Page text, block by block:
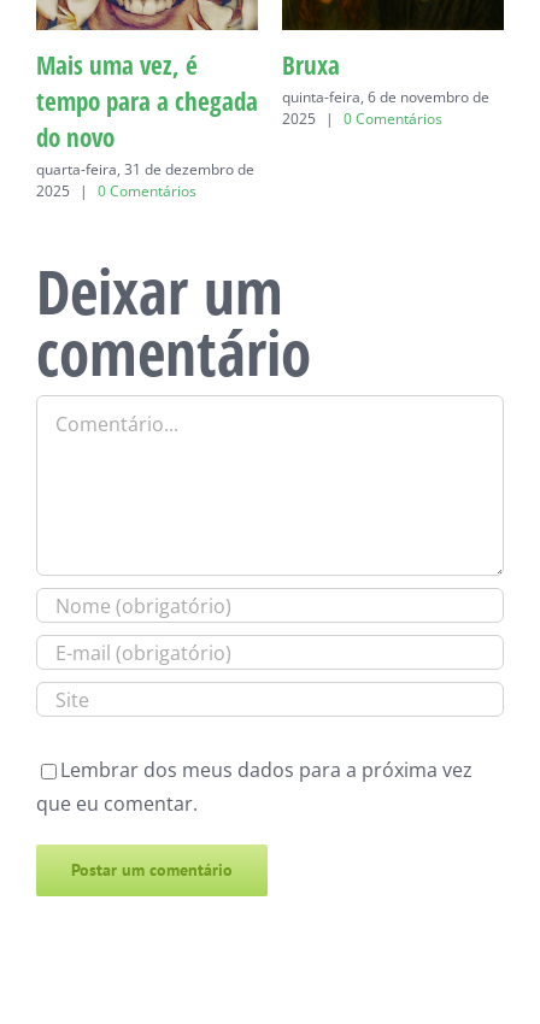
Mais uma vez, é
tempo para a chegada
do novo
quarta-feira, 31 de dezembro de
2025
| 0 Comentários
Bruxa
quinta-feira, 6 de novembro de
2025
| 0 Comentários
Deixar um
comentário
Comentário
Lembrar dos meus dados para a próxima vez
que eu comentar.